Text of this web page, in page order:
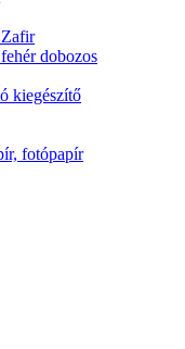
dobozos
kiegészítő
fotópapír